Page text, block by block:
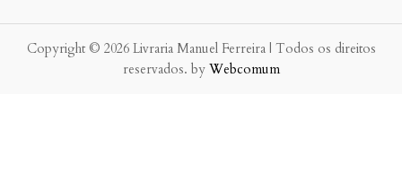
Copyright © 2026 Livraria Manuel Ferreira | Todos os direitos
reservados. by Webcomum